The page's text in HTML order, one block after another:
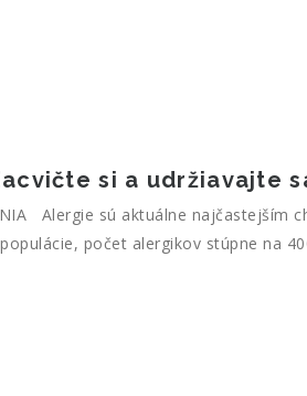
si a udržiavajte
Alergie sú aktuálne
počet alergikov stúpne na